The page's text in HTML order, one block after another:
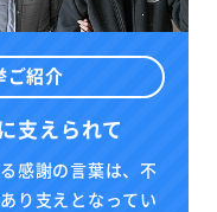
ご紹介
支えられて
感謝の言葉は、不
り支えとなってい